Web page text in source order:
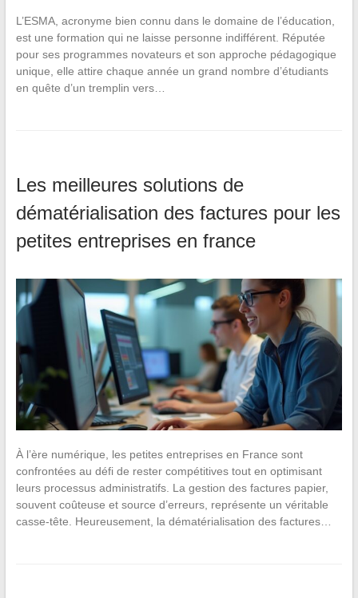
L’ESMA, acronyme bien connu dans le domaine de l’éducation,
est une formation qui ne laisse personne indifférent. Réputée
pour ses programmes novateurs et son approche pédagogique
unique, elle attire chaque année un grand nombre d’étudiants
en quête d’un tremplin vers…
Les meilleures solutions de
dématérialisation des factures pour les
petites entreprises en france
À l’ère numérique, les petites entreprises en France sont
confrontées au défi de rester compétitives tout en optimisant
leurs processus administratifs. La gestion des factures papier,
souvent coûteuse et source d’erreurs, représente un véritable
casse-tête. Heureusement, la dématérialisation des factures…